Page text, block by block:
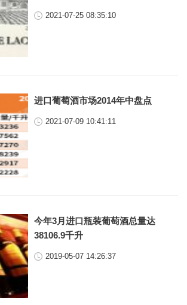
2021-07-25 08:35:10
进口葡萄酒市场2014年中盘点
2021-07-09 10:41:11
今年3月进口瓶装葡萄酒总量达
38106.9千升
2019-05-07 14:26:37